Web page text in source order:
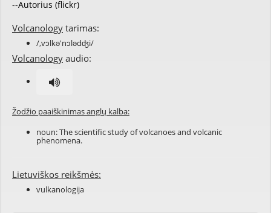
--Autorius (flickr)
Volcanology tarimas:
/,vɔlkə'nɔlədʤi/
Volcanology audio:
Žodžio paaiškinimas anglų kalba:
noun: The scientific study of volcanoes and volcanic
phenomena.
Lietuviškos reikšmės:
vulkanologija